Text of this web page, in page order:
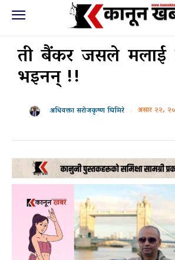
ती बैंकर जसले मलाई
भइनन् !!
अधिवक्ता सरोजकृष्ण घिमिरे असार २२,